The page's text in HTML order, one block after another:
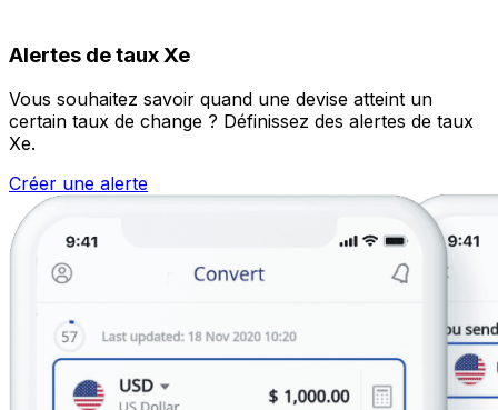
Alertes de taux Xe
Vous souhaitez savoir quand une devise atteint un
certain taux de change ? Définissez des alertes de taux
Xe.
Créer une alerte